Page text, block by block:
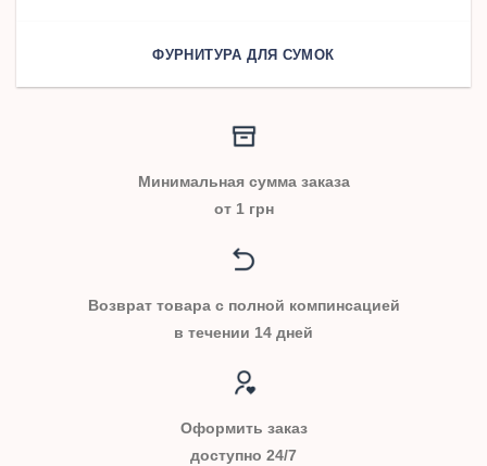
ФУРНИТУРА ДЛЯ СУМОК
Минимальная сумма заказа
от 1 грн
Возврат товара с полной компинсацией
в течении 14 дней
Оформить заказ
доступно 24/7